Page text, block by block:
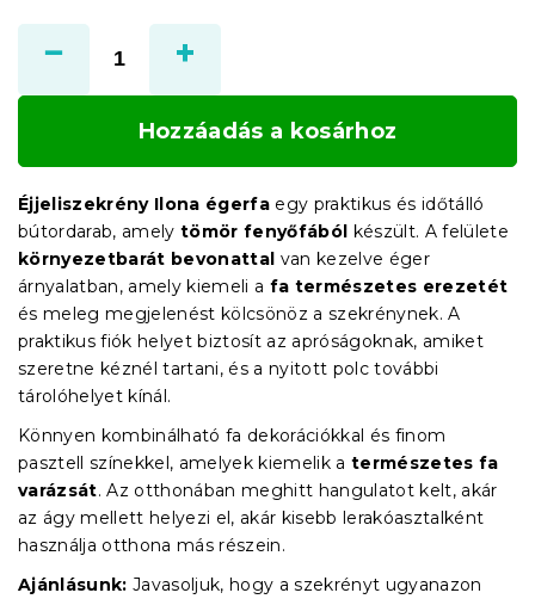
Hozzáadás a kosárhoz
Éjjeliszekrény Ilona égerfa egy praktikus és időtálló
bútordarab, amely tömör fenyőfából készült. A felülete
környezetbarát bevonattal van kezelve éger
árnyalatban, amely kiemeli a fa természetes erezetét
és meleg megjelenést kölcsönöz a szekrénynek. A
praktikus fiók helyet biztosít az apróságoknak, amiket
szeretne kéznél tartani, és a nyitott polc további
tárolóhelyet kínál.
Könnyen kombinálható fa dekorációkkal és finom
pasztell színekkel, amelyek kiemelik a természetes fa
varázsát. Az otthonában meghitt hangulatot kelt, akár
az ágy mellett helyezi el, akár kisebb lerakóasztalként
használja otthona más részein.
Ajánlásunk: Javasoljuk, hogy a szekrényt ugyanazon